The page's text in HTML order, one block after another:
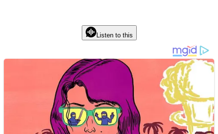
Listen to this